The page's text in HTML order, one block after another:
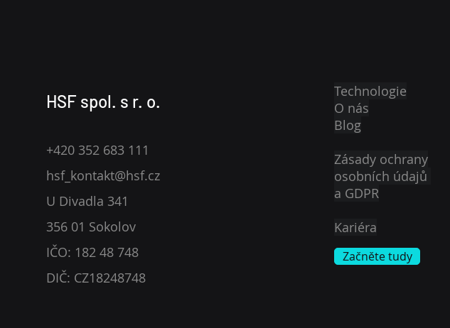
HSF spol. s r. o.
+420 352 683 111
hsf_kontakt@hsf.cz
U Divadla 341
356 01 Sokolov
IČO: 182 48 748
DIČ: CZ18248748
Technologie
O nás
Blog
Zásady ochrany
osobních údajů
a GDPR
Kariéra
Začněte tudy